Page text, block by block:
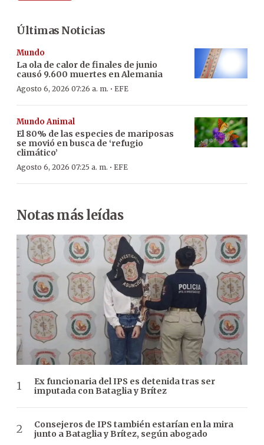
Últimas Noticias
Mundo
La ola de calor de finales de junio
causó 9.600 muertes en Alemania
Agosto 6, 2026 07:26 a. m. · EFE
Mundo Animal
El 80% de las especies de mariposas
se movió en busca de ‘refugio
climático’
Agosto 6, 2026 07:25 a. m. · EFE
Notas más leídas
Ex funcionaria del IPS es detenida tras ser
imputada con Bataglia y Brítez
Consejeros de IPS también estarían en la mira
junto a Bataglia y Brítez, según abogado